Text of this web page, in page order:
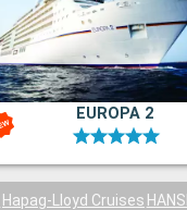
EUROPA 2
Hapag-Lloyd Cruises